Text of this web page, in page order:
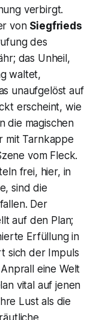
verbirgt.
von Siegfrieds
des
das Unheil,
waltet,
unaufgelöst auf
erscheint, wie
die magischen
mit Tarnkappe
vom Fleck.
frei, hier, in
sind die
Der
auf den Plan;
Erfüllung in
sich der Impuls
eine Welt
vital auf jenen
Lust als die